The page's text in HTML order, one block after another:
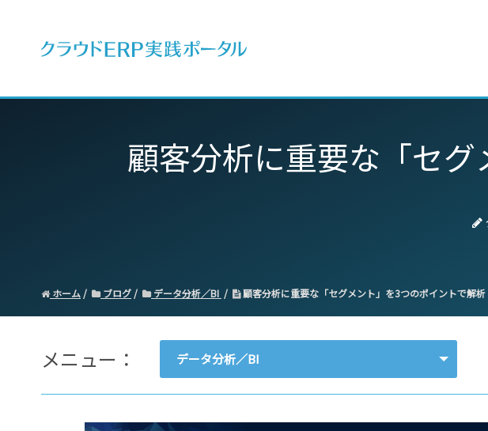
顧客分析に重要な「セ
ホーム ブログ データ分析／BI 顧客分析に重要な「セグメント」を3つのポイントで解析
メニュー： データ分析／BI